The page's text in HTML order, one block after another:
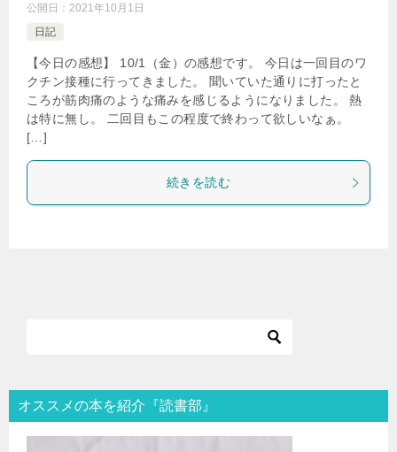
公開日： 2021年10月1日
日記
【今日の感想】 10/1（金）の感想です。 今日は一回目のワ
クチン接種に行ってきました。 聞いていた通りに打ったと
ころが筋肉痛のような痛みを感じるようになりました。 熱
は特に無し。 二回目もこの程度で終わって欲しいなぁ。
[…]
続きを読む
オススメの本を紹介『読書部』